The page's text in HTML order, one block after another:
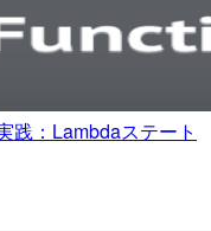
践：Lambdaステート